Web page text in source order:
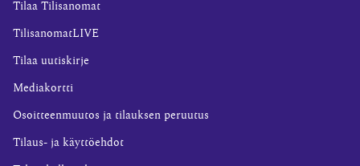
Tilaa Tilisanomat
TilisanomatLIVE
Tilaa uutiskirje
Mediakortti
Osoitteenmuutos ja tilauksen peruutus
Tilaus- ja käyttöehdot